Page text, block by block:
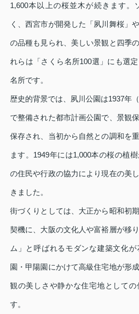
1,600本以上の桜並木が続きます。
く、西宮市が開発した「夙川舞桜」
の品種も見られ、美しい景観と四季
れらは「さくら名所100選」にも選
名所です。
歴史的背景では、夙川公園は1937年
で整備された都市計画公園で、景観
保存され、当初から自然との調和を
ます。1949年には1,000本の桜の植
の住民や行政の協力により現在の美
きました。
街づくりとしては、大正から昭和初
契機に、大阪の文化人や富裕層が移
ム」と呼ばれるモダンな建築文化
園・甲陽園にかけて高級住宅地が形
観の美しさや静かな住宅地としての
す。